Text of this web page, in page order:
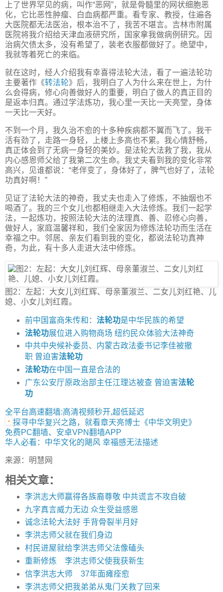
上了世界罕见的病，叫作“恶网”，就是骨髓里的网状细胞恶
化，它比恶性肿瘤、白血病都严重。看专家、教授，住遍各
大医院都无法医治，根本治不了，我苦不堪言。吉林市附属
医院将我介绍给天津血液研究所，国家拿我做病例研究。因
治病欠债太多，没有希望了，装老衣服都做好了。绝望中，
我就等着死亡的来临。
就在这时，经人介绍我有幸喜得法轮大法，看了一遍法轮功
主要著作《转法轮》后，我明白了人为什么来在世上，为什
么会得病，修心向善做好人的重要，明白了做人的真正目的
是返本归真。通过学法炼功，我心里一天比一天亮堂，身体
一天比一天好。
不到一个月，我久治不愈的十多种疾病都不翼而飞了。我干
活有劲了，走路一身轻，上楼上多高也不累。我心情舒畅，
真正体会到了无病一身轻的美妙。是法轮大法救了我，我从
内心感恩师父给了我第二次生命。我丈夫看到我的变化非常
高兴，见谁都说：“老伴变了，身体好了，脾气也好了，法轮
功真好啊！”
见证了法轮大法的神奇，我丈夫也走入了修炼，不抽烟也不
喝酒了。我的三个女儿也都相继走入大法修炼。我们一起学
法，一起炼功，按照法轮大法的法理真、善、忍修心向善，
做好人，家庭温馨祥和，我们全家因为修炼法轮功而生活在
幸福之中。邻居、亲友们看到我的变化，都说法轮功真神
奇，为此，有十多人走进大法中修炼。
图2：左起：大女儿刘红辉、母亲董淑兰、二女儿刘红艳、儿
媳、小女儿刘红霞。
前中国富商朱传和： 法轮功是中华民族的希望
法轮功展位进入购物商场 纽约民众体验大法神奇
中共中央候补委员、内蒙古政法委书记李佳被撤
职 曾迫害法轮功
法轮功在中国一直是合法的
广东公安厅原政治部主任江理达被查 曾迫害法轮
功
全平台高速翻墙:高清视频秒开,超低延迟
探寻中华复兴之路，就看章天亮博士《中华文明史》
免费PC翻墙、安卓VPN翻墙APP
华人必看：中华文化的飓风 幸福感无法描述
来源：明慧网
相关文章：
李洪志大师赢得各族裔尊敬 中共谎言不攻自破
九字真言威力无边 众生受益感恩
诚念法轮大法好 手背骨裂半月好
李洪志师父就在我们身边
村民进屋就给李洪志师父法像磕头
重新修炼 李洪志师父使我获新生
信李洪志大师 37年面瘫痊愈
李洪志师父把我弟弟从鬼门关救了回来